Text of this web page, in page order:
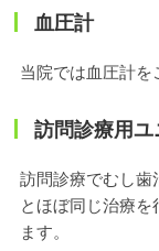
血圧計
当院では血圧計を
訪問診療用ユ
訪問診療でむし歯
とほぼ同じ治療を
ます。